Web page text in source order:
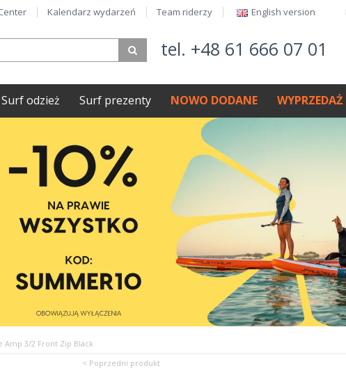
Kalendarz wydarzeń Team riderzy English version​
tel. +48 61 666 07 01
Surf odzież Surf prezenty NOWO DODANE WYPRZEDAŻ
Amp 3/2 Front Zip Black
< Poprzedni produkt